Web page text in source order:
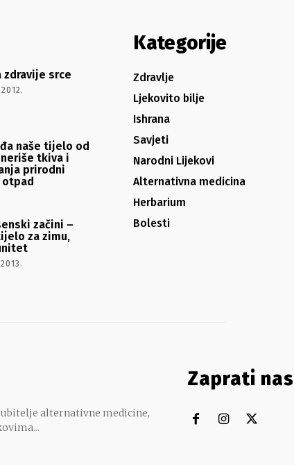
zdravije srce
naše tijelo od
tkiva i
prirodni
začini –
za zimu,
Kategorije
Zdravlje
Ljekovito bilje
Ishrana
Savjeti
Narodni Lijekovi
Alternativna medicina
Herbarium
Bolesti
alternativne medicine,
Zaprati nas